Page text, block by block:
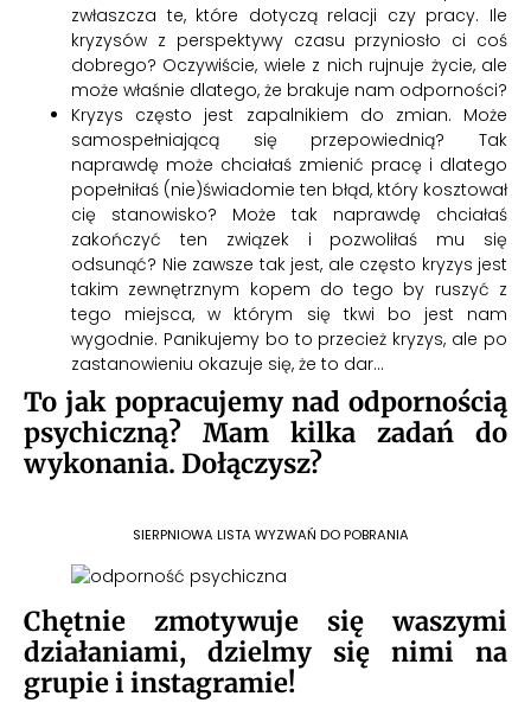
zwłaszcza te, które dotyczą relacji czy pracy. Ile
kryzysów z perspektywy czasu przyniosło ci coś
dobrego? Oczywiście, wiele z nich rujnuje życie, ale
może właśnie dlatego, że brakuje nam odporności?
Kryzys często jest zapalnikiem do zmian. Może
samospełniającą się przepowiednią? Tak
naprawdę może chciałaś zmienić pracę i dlatego
popełniłaś (nie)świadomie ten błąd, który kosztował
cię stanowisko? Może tak naprawdę chciałaś
zakończyć ten związek i pozwoliłaś mu się
odsunąć? Nie zawsze tak jest, ale często kryzys jest
takim zewnętrznym kopem do tego by ruszyć z
tego miejsca, w którym się tkwi bo jest nam
wygodnie. Panikujemy bo to przecież kryzys, ale po
zastanowieniu okazuje się, że to dar…
To jak popracujemy nad odpornością
psychiczną? Mam kilka zadań do
wykonania. Dołączysz?
SIERPNIOWA LISTA WYZWAŃ DO POBRANIA
Chętnie zmotywuje się waszymi
działaniami, dzielmy się nimi na
grupie i instagramie!